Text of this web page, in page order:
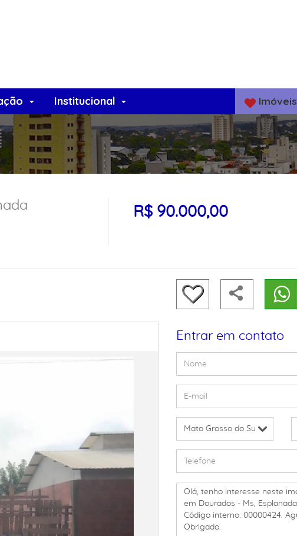
Institucional Imóveis
R$ 90.000,00
Entrar em contato